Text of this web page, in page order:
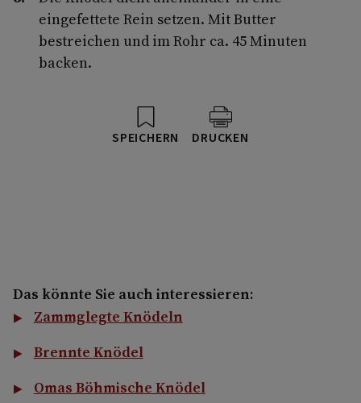
eingefettete Rein setzen. Mit Butter
bestreichen und im Rohr ca. 45 Minuten
backen.
SPEICHERN DRUCKEN
Das könnte Sie auch interessieren:
Zammglegte Knödeln
Brennte Knödel
Omas Böhmische Knödel